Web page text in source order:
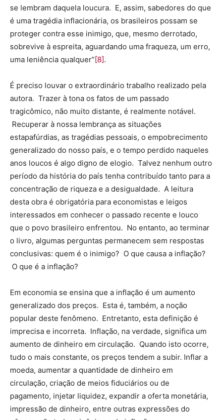
se lembram daquela loucura. E, assim, sabedores do que
é uma tragédia inflacionária, os brasileiros possam se
proteger contra esse inimigo, que, mesmo derrotado,
sobrevive à espreita, aguardando uma fraqueza, um erro,
uma leniência qualquer”[8].
É preciso louvar o extraordinário trabalho realizado pela
autora. Trazer à tona os fatos de um passado
tragicômico, não muito distante, é realmente notável.
Recuperar à nossa lembrança as situações
estapafúrdias, as tragédias pessoais, o empobrecimento
generalizado do nosso país, e o tempo perdido naqueles
anos loucos é algo digno de elogio. Talvez nenhum outro
período da história do país tenha contribuído tanto para a
concentração de riqueza e a desigualdade. A leitura
desta obra é obrigatória para economistas e leigos
interessados em conhecer o passado recente e louco
que o povo brasileiro enfrentou. No entanto, ao terminar
o livro, algumas perguntas permanecem sem respostas
conclusivas: quem é o inimigo? O que causa a inflação?
O que é a inflação?
Em economia se ensina que a inflação é um aumento
generalizado dos preços. Esta é, também, a noção
popular deste fenômeno. Entretanto, esta definição é
imprecisa e incorreta. Inflação, na verdade, significa um
aumento de dinheiro em circulação. Quando isto ocorre,
tudo o mais constante, os preços tendem a subir. Inflar a
moeda, aumentar a quantidade de dinheiro em
circulação, criação de meios fiduciários ou de
pagamento, injetar liquidez, expandir a oferta monetária,
impressão de dinheiro, entre outras expressões do